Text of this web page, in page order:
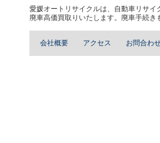
愛媛オートリサイクルは、自動車リサ
廃車高価買取りいたします。廃車手続
会社概要 アクセス お問合わ